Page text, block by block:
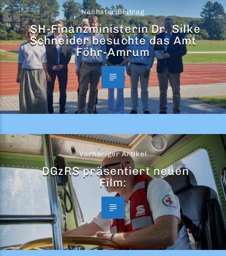
Nächster Beitrag
SH-Finanzministerin Dr. Silke
Schneider besuchte das Amt
Föhr-Amrum
Vorheriger Artikel
DGzRS präsentiert neuen
Film: